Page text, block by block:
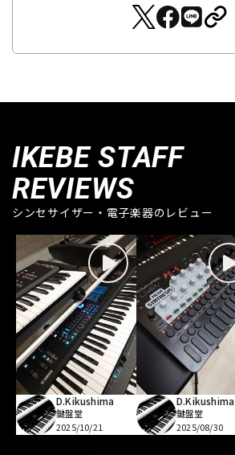
IKEBE STAFF
REVIEWS
シンセサイザー・電子楽器のレビュー
D.Kikushima
鍵盤堂
2025/10/21
D.Kikushima
鍵盤堂
2025/08/30